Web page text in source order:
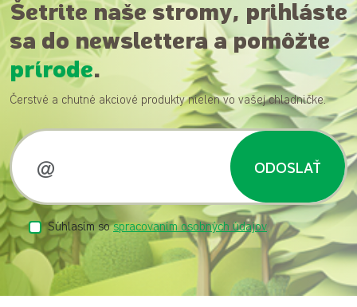
Šetrite naše stromy, prihláste
sa do newslettera a pomôžte
prírode.
Čerstvé a chutné akciové produkty nielen vo vašej chladničke.
ODOSLAŤ
Súhlasím sospracovaním osobných údajov